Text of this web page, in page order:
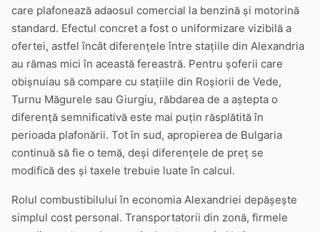
care plafonează adaosul comercial la benzină și motorină
standard. Efectul concret a fost o uniformizare vizibilă a
ofertei, astfel încât diferențele între stațiile din Alexandria
au rămas mici în această fereastră. Pentru șoferii care
obișnuiau să compare cu stațiile din Roșiorii de Vede,
Turnu Măgurele sau Giurgiu, răbdarea de a aștepta o
diferență semnificativă este mai puțin răsplătită în
perioada plafonării. Tot în sud, apropierea de Bulgaria
continuă să fie o temă, deși diferențele de preț se
modifică des și taxele trebuie luate în calcul.
Rolul combustibilului în economia Alexandriei depășește
simplul cost personal. Transportatorii din zonă, firmele